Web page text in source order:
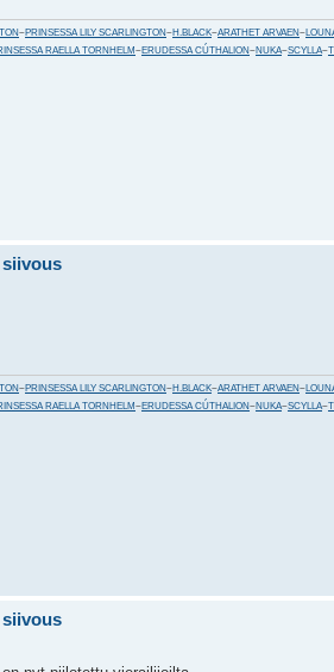
~PRINSESSA LILY SCARLINGTON ~H.BLACK~ARATHET ARVAEN ~
RAELLA TORNHELM~ERUDESSA CÚTHALION ~NUKA~SCYLLA~
~PRINSESSA LILY SCARLINGTON ~H.BLACK~ARATHET ARVAEN ~
RAELLA TORNHELM~ERUDESSA CÚTHALION ~NUKA~SCYLLA~